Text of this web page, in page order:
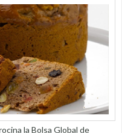
la Bolsa Global de